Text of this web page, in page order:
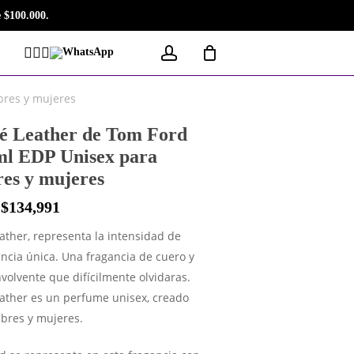
account
Facebook
Instagram
Tiktok
WhatsApp
y mujeres
Leather de Tom Ford
EDP Unisex para
y mujeres
$134,991
representa la intensidad de
única. Una fragancia de cuero y
que difícilmente olvidaras.
es un perfume unisex, creado
y mujeres.